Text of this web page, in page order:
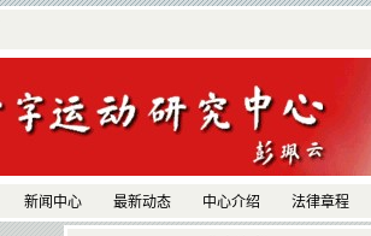
新闻中心 最新动态 中心介绍 法律章程